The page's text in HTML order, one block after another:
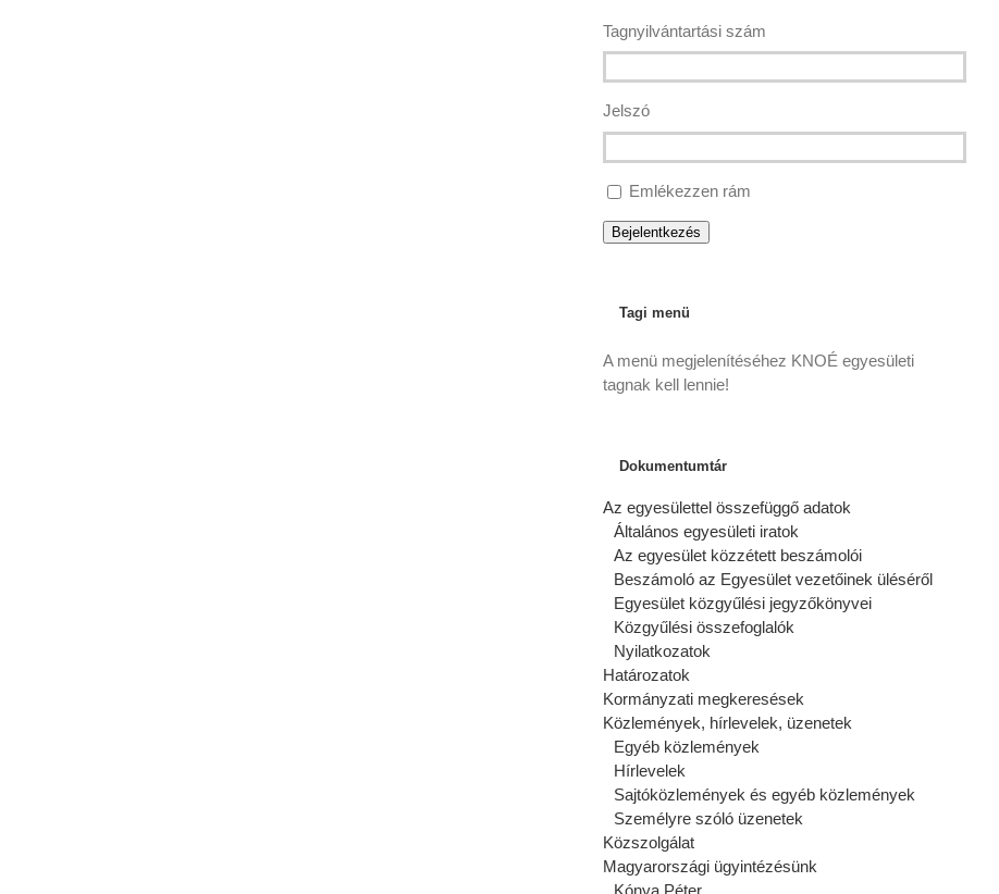
Tagnyilvántartási szám
Jelszó
Emlékezzen rám
Bejelentkezés
Tagi menü
A menü megjelenítéséhez KNOÉ egyesületi
tagnak kell lennie!
Dokumentumtár
Az egyesülettel összefüggő adatok
Általános egyesületi iratok
Az egyesület közzétett beszámolói
Beszámoló az Egyesület vezetőinek üléséről
Egyesület közgyűlési jegyzőkönyvei
Közgyűlési összefoglalók
Nyilatkozatok
Határozatok
Kormányzati megkeresések
Közlemények, hírlevelek, üzenetek
Egyéb közlemények
Hírlevelek
Sajtóközlemények és egyéb közlemények
Személyre szóló üzenetek
Közszolgálat
Magyarországi ügyintézésünk
Kónya Péter